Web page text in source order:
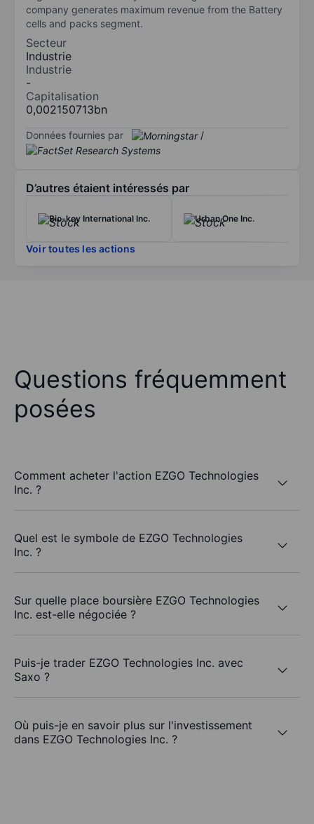
company generates maximum revenue from the Battery
cells and packs segment.
Secteur
Industrie
Industrie
-
Capitalisation
0,002150713bn
Données fournies par /
D’autres étaient intéressés par
Bio-key International Inc. Urban One Inc.
Voir toutes les actions
Questions fréquemment
posées
Comment acheter l'action EZGO Technologies
Inc. ?
Quel est le symbole de EZGO Technologies
Inc. ?
Sur quelle place boursière EZGO Technologies
Inc. est-elle négociée ?
Puis-je trader EZGO Technologies Inc. avec
Saxo ?
Où puis-je en savoir plus sur l'investissement
dans EZGO Technologies Inc. ?